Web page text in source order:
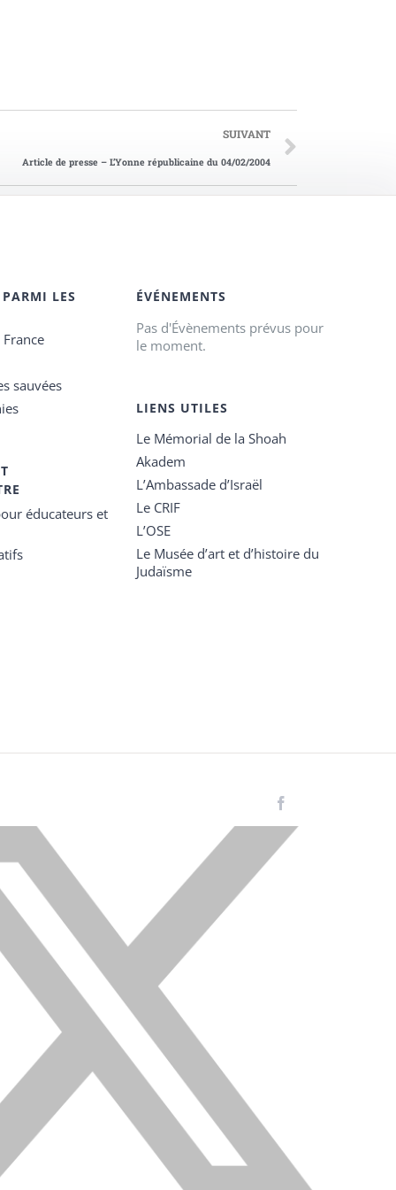
SUIVANT
Article de presse – L’Yonne républicaine du 04/02/2004
PARMI LES
France
sauvées
éducateurs et
ÉVÉNEMENTS
Pas d'Évènements prévus pour
le moment.
LIENS UTILES
Le Mémorial de la Shoah
Akadem
L’Ambassade d’Israël
Le CRIF
L’OSE
Le Musée d’art et d’histoire du
Judaïsme